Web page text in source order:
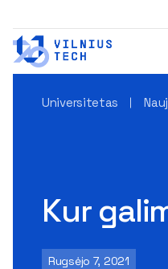
Universitetas
Kur
Rugsėjo 7, 2021